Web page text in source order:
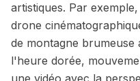
artistiques. Par
drone
de montagne brumeuse
l'heure dorée,
une vidéo avec la